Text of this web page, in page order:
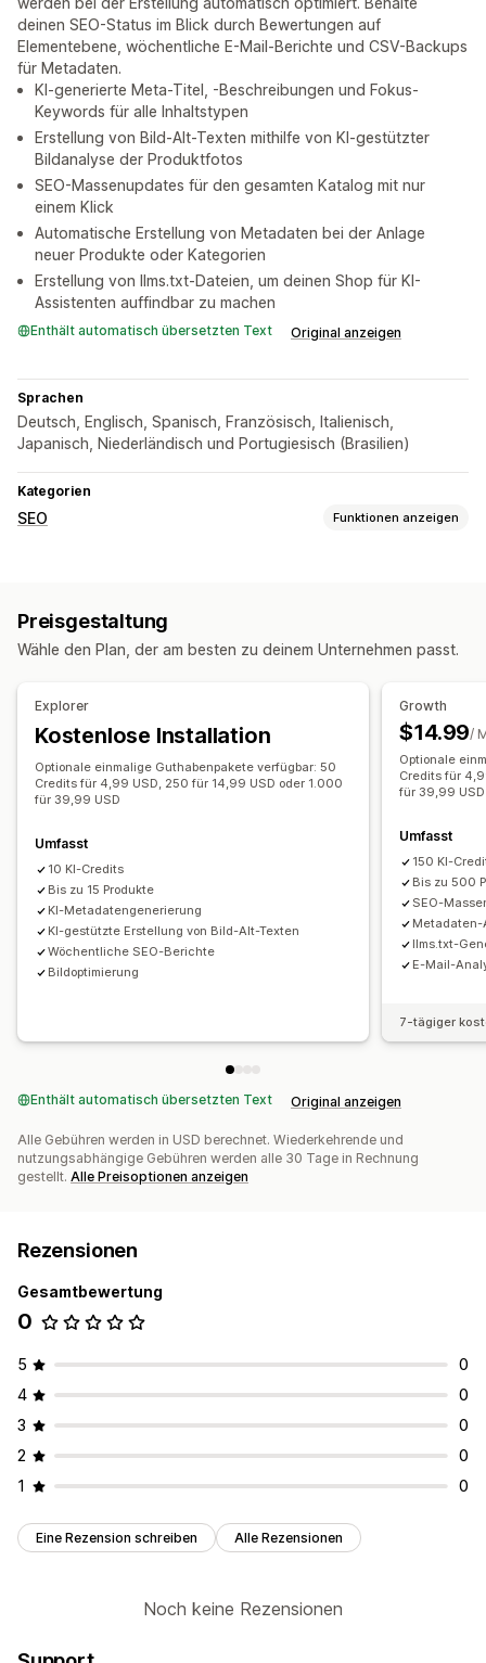
deinen SEO-Status im Blick durch Bewertungen auf
Elementebene, wöchentliche E-Mail-Berichte und CSV-Backups
für Metadaten.
KI-generierte Meta-Titel, -Beschreibungen und Fokus-
Keywords für alle Inhaltstypen
Erstellung von Bild-Alt-Texten mithilfe von KI-gestützter
Bildanalyse der Produktfotos
SEO-Massenupdates für den gesamten Katalog mit nur
einem Klick
Automatische Erstellung von Metadaten bei der Anlage
neuer Produkte oder Kategorien
Erstellung von llms.txt-Dateien, um deinen Shop für KI-
Assistenten auffindbar zu machen
Enthält automatisch übersetzten Text Original anzeigen
Sprachen
Deutsch, Englisch, Spanisch, Französisch, Italienisch,
Japanisch, Niederländisch und Portugiesisch (Brasilien)
Kategorien
SEO Funktionen anzeigen
ALT-Text Meta-Tags
Lokale SEO Bildoptimierung
Automatisierungen
SEO-Wertung
Audits Berichterstattung
Einblicke und Tipps
Preisgestaltung
Wähle den Plan, der am besten zu deinem Unternehmen passt.
Explorer
Kostenlose Installation
Optionale einmalige Guthabenpakete verfügbar: 50
Credits für 4,99 USD, 250 für 14,99 USD oder 1.000
für 39,99 USD
Umfasst
10 KI-Credits
Bis zu 15 Produkte
KI-Metadatengenerierung
KI-gestützte Erstellung von Bild-Alt-Texten
Wöchentliche SEO-Berichte
Bildoptimierung
Growth
$14.99/
Optionale
Credits für
für 39,99 USD
Umfasst
150 KI-
Bis zu 500
SEO-
Metadaten-
llms.txt-
E-Mail-
7-tägiger
Enthält automatisch übersetzten Text Original anzeigen
Alle Gebühren werden in USD berechnet. Wiederkehrende und
nutzungsabhängige Gebühren werden alle 30 Tage in Rechnung
gestellt. Alle Preisoptionen anzeigen
Rezensionen
Gesamtbewertung
0
5
0
4
0
3
0
2
0
1
0
Eine Rezension schreiben Alle Rezensionen
Noch keine Rezensionen